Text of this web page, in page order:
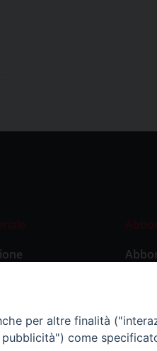
per altre finalità
come